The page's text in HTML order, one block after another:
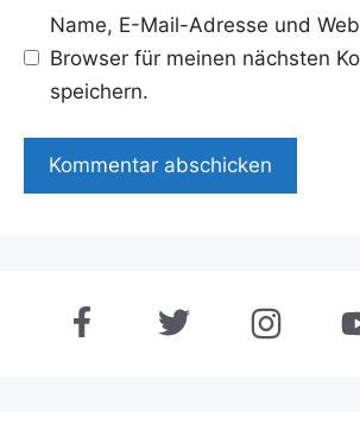
Name, E-Mail-Adresse und
Browser für meinen nächsten
speichern.